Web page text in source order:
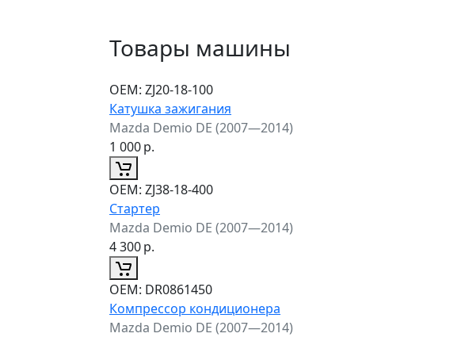
Товары машины
ОЕМ: ZJ20-18-100
Катушка зажигания
Mazda Demio DE (2007—2014)
1 000р.
ОЕМ: ZJ38-18-400
Стартер
Mazda Demio DE (2007—2014)
4 300р.
ОЕМ: DR0861450
Компрессор кондиционера
Mazda Demio DE (2007—2014)